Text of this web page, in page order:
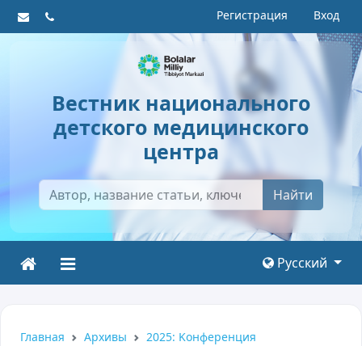
Регистрация Вход
Вестник национального
детского медицинского
центра
Найти
Русский
Главная Архивы
2025: Kонференция